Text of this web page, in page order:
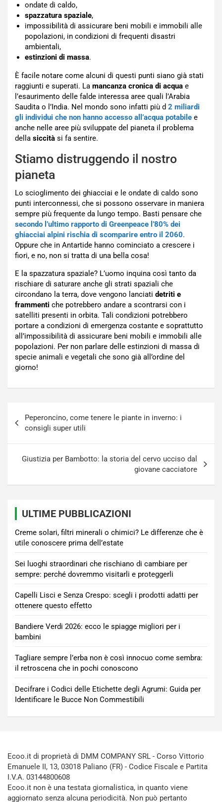
ondate di caldo,
spazzatura spaziale,
impossibilità di assicurare beni mobili e immobili alle
popolazioni, in condizioni di frequenti disastri
ambientali,
estinzioni di massa.
È facile notare come alcuni di questi punti siano già stati
raggiunti e superati. La mancanza cronica di acqua e
l’esaurimento delle falde interessa aree quali l’Arabia
Saudita o l’India. Nel mondo sono infatti più d 2 miliardi
gli individui che non hanno accesso all’acqua potabile e
anche nelle aree più sviluppate del pianeta il problema
della siccità si fa sentire.
Stiamo distruggendo il nostro
pianeta
Lo scioglimento dei ghiacciai e le ondate di caldo sono
punti interconnessi, che si possono osservare in maniera
sempre più frequente da lungo tempo. Basti pensare che
secondo l’ultimo rapporto di Greenpeace l’80% dei
ghiacciai alpini rischia di scomparire entro il 2060.
Oppure che in Antartide hanno cominciato a crescere i
fiori, e no, non si tratta di una bella cosa!
E la spazzatura spaziale? L’uomo inquina così tanto da
rischiare di saturare anche gli strati spaziali che
circondano la terra, dove vengono lanciati detriti e
frammenti che potrebbero andare a scontrarsi con i
satelliti presenti in orbita. Tali condizioni potrebbero
portare a condizioni di emergenza costante e soprattutto
all’impossibilità di assicurare beni mobili e immobili alle
popolazioni. Per non parlare delle estinzioni di massa di
specie animali e vegetali che sono già all’ordine del
giorno!
articoli
Peperoncino, come tenere le piante in inverno: i
consigli super utili
Giustizia per Bambotto: la storia del cervo ucciso dal
giovane cacciatore
ULTIME PUBBLICAZIONI
Creme solari, filtri minerali o chimici? Le differenze che è
utile conoscere prima dell’estate
Sei luoghi straordinari che rischiano di cambiare per
sempre: perché dovremmo visitarli e proteggerli
Capelli Lisci e Senza Crespo: scegli i prodotti adatti per
ottenere questo effetto
Bandiere Verdi 2026: ecco le spiagge migliori per i
bambini
Tagliare sempre l’erba non è così innocuo come sembra:
il retroscena che in pochi conoscono
Decifrare i Codici delle Etichette degli Agrumi: Guida per
Identificare le Bucce Non Commestibili
Ecoo.it di proprietà di DMM COMPANY SRL - Corso Vittorio
Emanuele II, 13, 03018 Paliano (FR) - Codice Fiscale e Partita
I.V.A. 03144800608
Ecoo.it non è una testata giornalistica, in quanto viene
aggiornato senza alcuna periodicità. Non può pertanto